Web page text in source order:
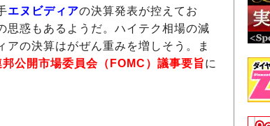
エヌビディアの決算発表が控えてお
思惑もあるようだ。ハイテク相場の減
の決算はがぜん重みを増しそう。ま
公開市場委員会（FOMC）議事要旨に